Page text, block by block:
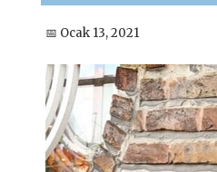
📅 Ocak 13, 2021